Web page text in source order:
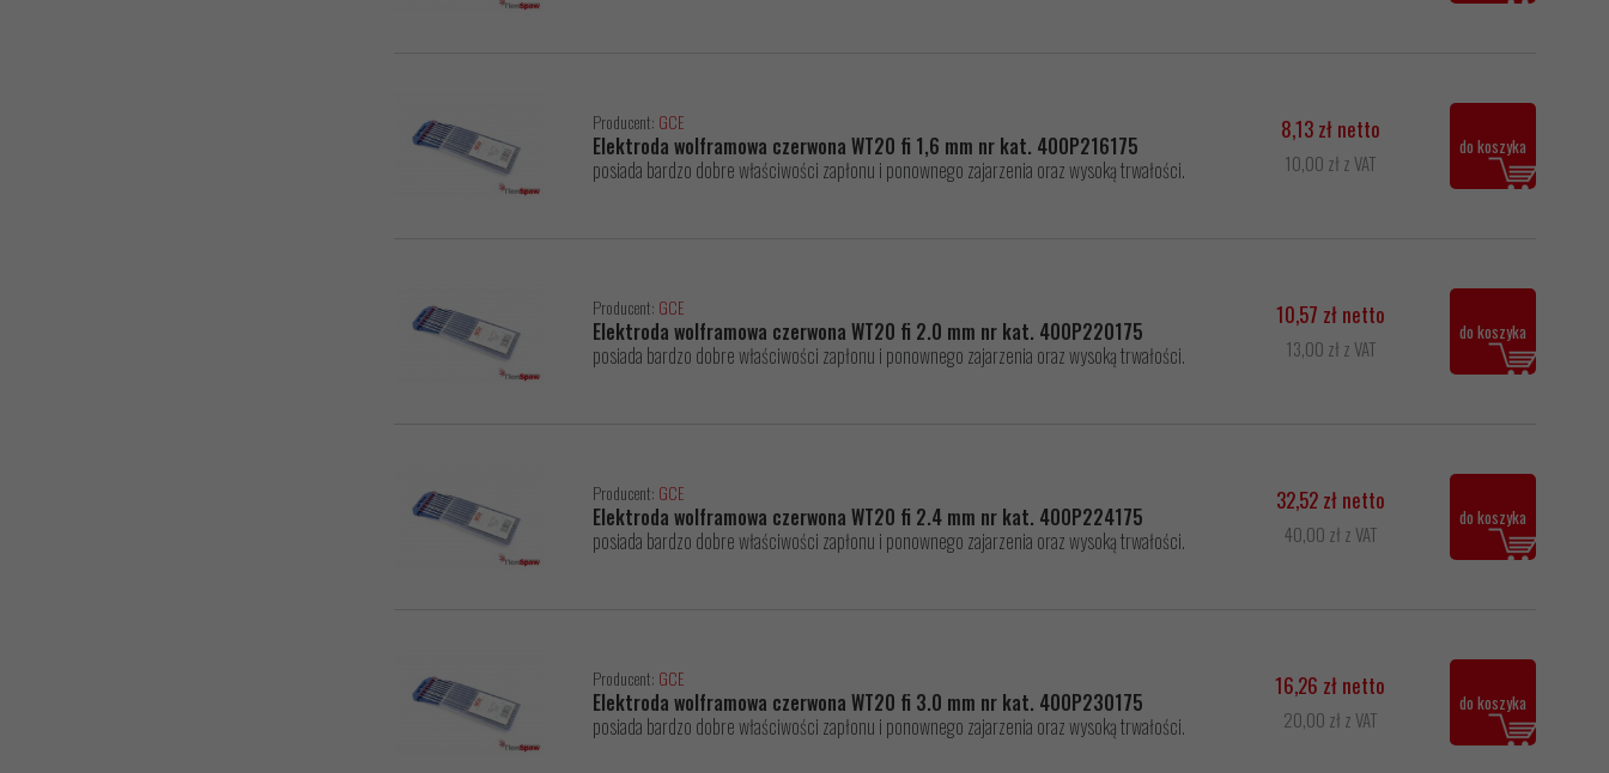
Producent: GCE
Elektroda wolframowa czerwona WT20 fi 1,6 mm nr kat. 400P216175
posiada bardzo dobre właściwości zapłonu i ponownego zajarzenia oraz wysoką trwałości.
8,13 zł netto
10,00 zł z VAT
do koszyka
Producent: GCE
Elektroda wolframowa czerwona WT20 fi 2.0 mm nr kat. 400P220175
posiada bardzo dobre właściwości zapłonu i ponownego zajarzenia oraz wysoką trwałości.
10,57 zł netto
13,00 zł z VAT
do koszyka
Producent: GCE
Elektroda wolframowa czerwona WT20 fi 2.4 mm nr kat. 400P224175
posiada bardzo dobre właściwości zapłonu i ponownego zajarzenia oraz wysoką trwałości.
32,52 zł netto
40,00 zł z VAT
do koszyka
Producent: GCE
Elektroda wolframowa czerwona WT20 fi 3.0 mm nr kat. 400P230175
posiada bardzo dobre właściwości zapłonu i ponownego zajarzenia oraz wysoką trwałości.
16,26 zł netto
20,00 zł z VAT
do koszyka